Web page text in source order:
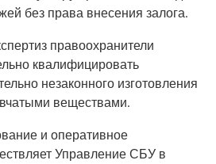
без права внесения залога.
правоохранители
квалифицировать
незаконного изготовления
веществами.
и оперативное
Управление СБУ в